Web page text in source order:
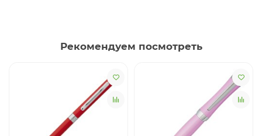
Рекомендуем посмотреть